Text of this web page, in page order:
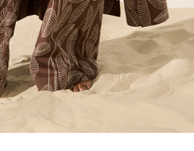
Добавить в корзину
S M L